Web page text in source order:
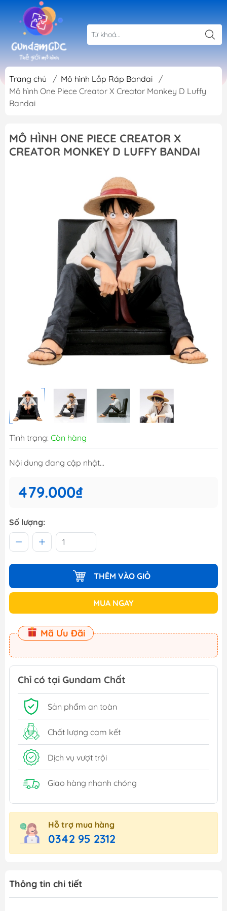
Trang chủ / Mô hình Lắp Ráp Bandai
/
Mô hình One Piece Creator X Creator Monkey D Luffy
Bandai
MÔ HÌNH ONE PIECE CREATOR X
CREATOR MONKEY D LUFFY BANDAI
Tình trạng: Còn hàng
Nội dung đang cập nhật...
479.000₫
Số lượng:
THÊM VÀO GIỎ
MUA NGAY
Mã Ưu Đãi
Chỉ có tại Gundam Chất
Sản phẩm an toàn
Chất lượng cam kết
Dịch vụ vượt trội
Giao hàng nhanh chóng
Hỗ trợ mua hàng
0342 95 2312
Thông tin chi tiết